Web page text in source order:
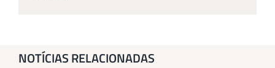
NOTÍCIAS RELACIONADAS